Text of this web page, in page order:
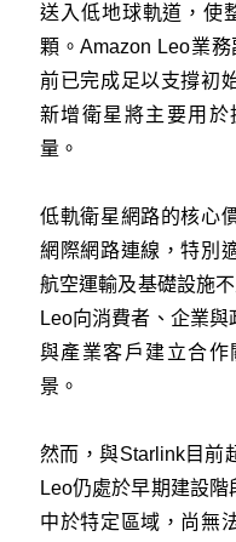
送入低地球軌道，使
顆。Amazon Leo業
前已完成足以支撐初
新增衛星將主要用
量。
低軌衛星網路的核心
網際網路連線，特別
航空運輸及基礎設施
Leo向消費者、企業
與產業客戶建立合
景。
然而，與Starlink目前
Leo仍處於早期建設
中於特定區域，尚無